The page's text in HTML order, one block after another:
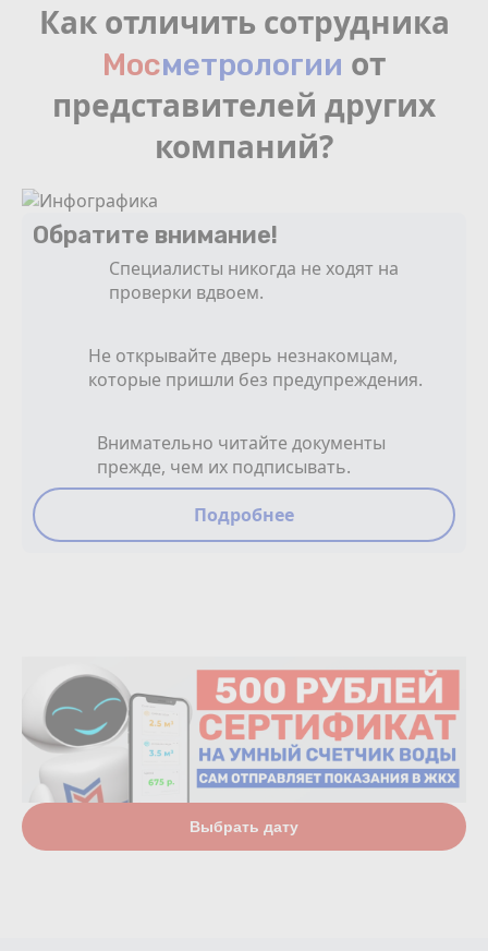
Как отличить сотрудника
Мосмeтрологии от
представителей других
компаний?
Обратите внимание!
Специалисты никогда не ходят на
проверки вдвоем.
Не открывайте дверь незнакомцам,
которые пришли без предупреждения.
Внимательно читайте документы
прежде, чем их подписывать.
Подробнее
Выбрать дату